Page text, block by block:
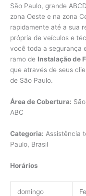
São Paulo, grande
zona Oeste e na zona
rapidamente até a sua
própria de veículos e
você toda a segurança
ramo de Instalação de
que através de seus
de São Paulo.
Área de Cobertura:
ABC
Categoria: Assistência
Paulo, Brasil
Horários
domingo